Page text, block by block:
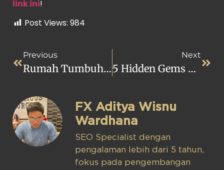
link ini!
Post Views: 984
Previous
Rumah Tumbuh Solusi Budget Untuk Kaum Millenial
Next
5 Hidden Gems Hotel Estetik Di Jakarta, Cocok Buat Staycation!
FX Aditya Wisnu
Wardhana
SEO Specialist dengan
pengalaman lebih dari 5 tahun,
fokus pada pengembangan